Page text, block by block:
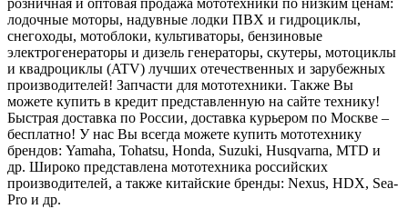
розничная и оптовая продажа мототехники по низким ценам:
лодочные моторы, надувные лодки ПВХ и гидроциклы,
снегоходы, мотоблоки, культиваторы, бензиновые
электрогенераторы и дизель генераторы, скутеры, мотоциклы
и квадроциклы (ATV) лучших отечественных и зарубежных
производителей! Запчасти для мототехники. Также Вы
можете купить в кредит представленную на сайте технику!
Быстрая доставка по России, доставка курьером по Москве –
бесплатно! У нас Вы всегда можете купить мототехнику
брендов: Yamaha, Tohatsu, Honda, Suzuki, Husqvarna, MTD и
др. Широко представлена мототехника российских
производителей, а также китайские бренды: Nexus, HDX, Sea-
Pro и др.